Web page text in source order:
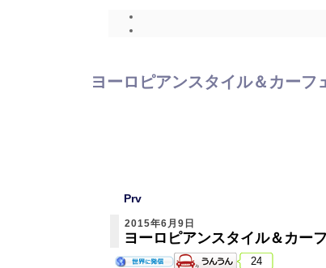
ヨーロピアンスタイル＆カー
Prv
2015年6月9日
ヨーロピアンスタイル＆カー
24